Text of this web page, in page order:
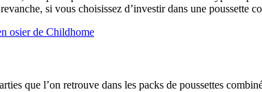
si vous choisissez d’investir dans une poussette
osier de Childhome
que l’on retrouve dans les packs de poussettes